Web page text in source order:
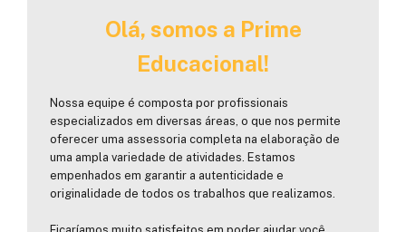
Olá, somos a Prime
Educacional!
Nossa equipe é composta por profissionais
especializados em diversas áreas, o que nos permite
oferecer uma assessoria completa na elaboração de
uma ampla variedade de atividades. Estamos
empenhados em garantir a autenticidade e
originalidade de todos os trabalhos que realizamos.